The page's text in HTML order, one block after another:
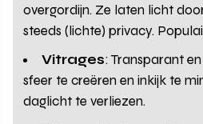
overgordijn. Ze laten licht
steeds (lichte) privacy.
Vitrages: Transparant
sfeer te creëren en inkijk te
daglicht te verliezen.